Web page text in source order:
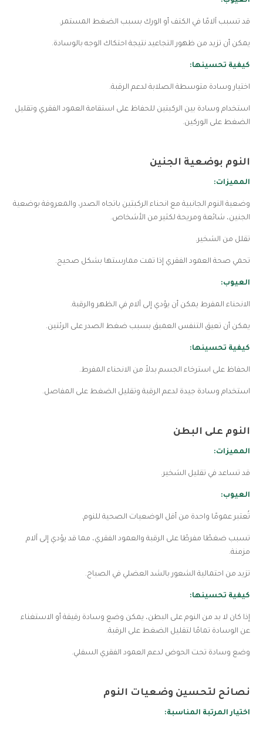
قد تسبب آلامًا في الكتف أو الورك بسبب الضغط المستمر.
يمكن أن تزيد من ظهور التجاعيد نتيجة احتكاك الوجه بالوسادة.
كيفية تحسينها:
اختيار وسادة متوسطة الصلابة لدعم الرقبة.
استخدام وسادة بين الركبتين للحفاظ على استقامة العمود الفقري وتقليل
الضغط على الوركين.
النوم بوضعية الجنين
المميزات:
وضعية النوم الجانبية مع انحناء الركبتين باتجاه الصدر، والمعروفة بوضعية
الجنين، شائعة ومريحة لكثير من الأشخاص.
تقلل من الشخير.
تحمي صحة العمود الفقري إذا تمت ممارستها بشكل صحيح.
العيوب:
الانحناء المفرط يمكن أن يؤدي إلى آلام في الظهر والرقبة.
يمكن أن تعيق التنفس العميق بسبب ضغط الصدر على الرئتين.
كيفية تحسينها:
الحفاظ على استرخاء الجسم بدلاً من الانحناء المفرط.
استخدام وسادة جيدة لدعم الرقبة وتقليل الضغط على المفاصل.
النوم على البطن
المميزات:
قد تساعد في تقليل الشخير.
العيوب:
تُعتبر عمومًا واحدة من أقل الوضعيات الصحية للنوم.
تسبب ضغطًا مفرطًا على الرقبة والعمود الفقري، مما قد يؤدي إلى آلام
مزمنة.
تزيد من احتمالية الشعور بالشد العضلي في الصباح.
كيفية تحسينها:
إذا كان لا بد من النوم على البطن، يمكن وضع وسادة رقيقة أو الاستغناء
عن الوسادة تمامًا لتقليل الضغط على الرقبة.
وضع وسادة تحت الحوض لدعم العمود الفقري السفلي.
نصائح لتحسين وضعيات النوم
اختيار المرتبة المناسبة: